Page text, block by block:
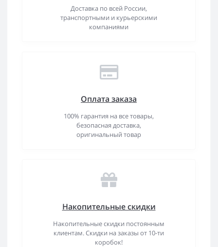
Доставка по всей России,
транспортными и курьерскими
компаниями
Оплата заказа
100% гарантия на все товары,
безопасная доставка,
оригинальный товар
Накопительные скидки
Накопительные скидки постоянным
клиентам. Скидки на заказы от 10-ти
коробок!